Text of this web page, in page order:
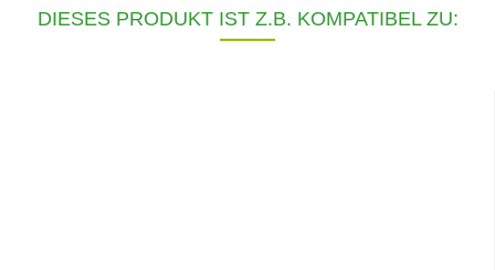
DIESES PRODUKT IST Z.B. KOMPATIBEL ZU: